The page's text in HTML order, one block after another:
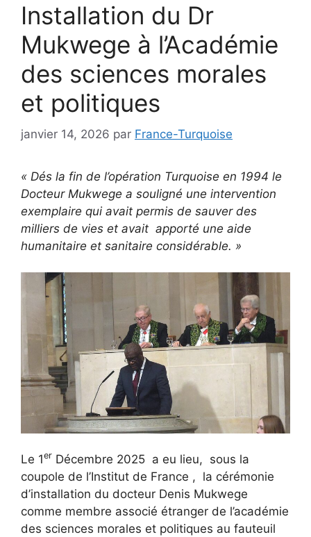
Installation du Dr
Mukwege à l’Académie
des sciences morales
et politiques
janvier 14, 2026 par France-Turquoise
« Dés la fin de l’opération Turquoise en 1994 le
Docteur Mukwege a souligné une intervention
exemplaire qui avait permis de sauver des
milliers de vies et avait apporté une aide
humanitaire et sanitaire considérable. »
Le 1er Décembre 2025 a eu lieu, sous la
coupole de l’Institut de France , la cérémonie
d’installation du docteur Denis Mukwege
comme membre associé étranger de l’académie
des sciences morales et politiques au fauteuil